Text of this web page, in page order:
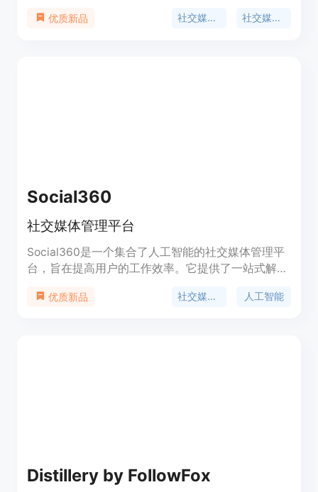
容、计划和发布推文、参与互动、分析增长、团队协
优质新品 社交媒体管理 社交媒体营销
Social360
社交媒体管理平台
Social360是一个集合了人工智能的社交媒体管理平
台，旨在提高用户的工作效率。它提供了一站式解决
布、内容调度等功能。Social360通过人工智能技术
优质新品 社交媒体管理 人工智能
Distillery by FollowFox